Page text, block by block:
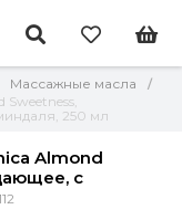
Массажные масла
250 мл
Almond
с